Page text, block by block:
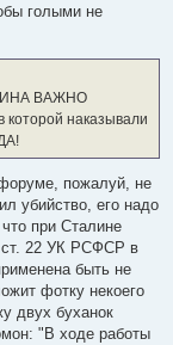
голыми не
ВАЖНО
наказывали
пожалуй, не
убийство, его надо
при Сталине
ст. 22 УК РСФСР в
быть не
фотку некоего
двух буханок
"В ходе работы